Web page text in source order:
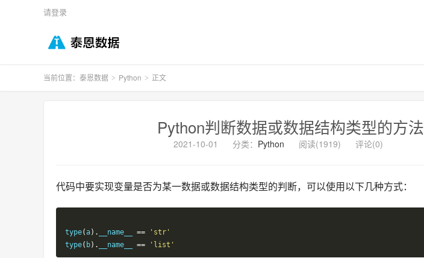
请登录
当前位置： 泰恩数据 > Python > 正文
Python判断数据或数据结构类型的方法
2021-10-01 分类： Python 阅读(1919) 评论(0)
代码中要实现变量是否为某一数据或数据结构类型的判断，可以使用以下几种方式：
type(a). __name__ ==
'str'
type( b). __name__ == 'list'